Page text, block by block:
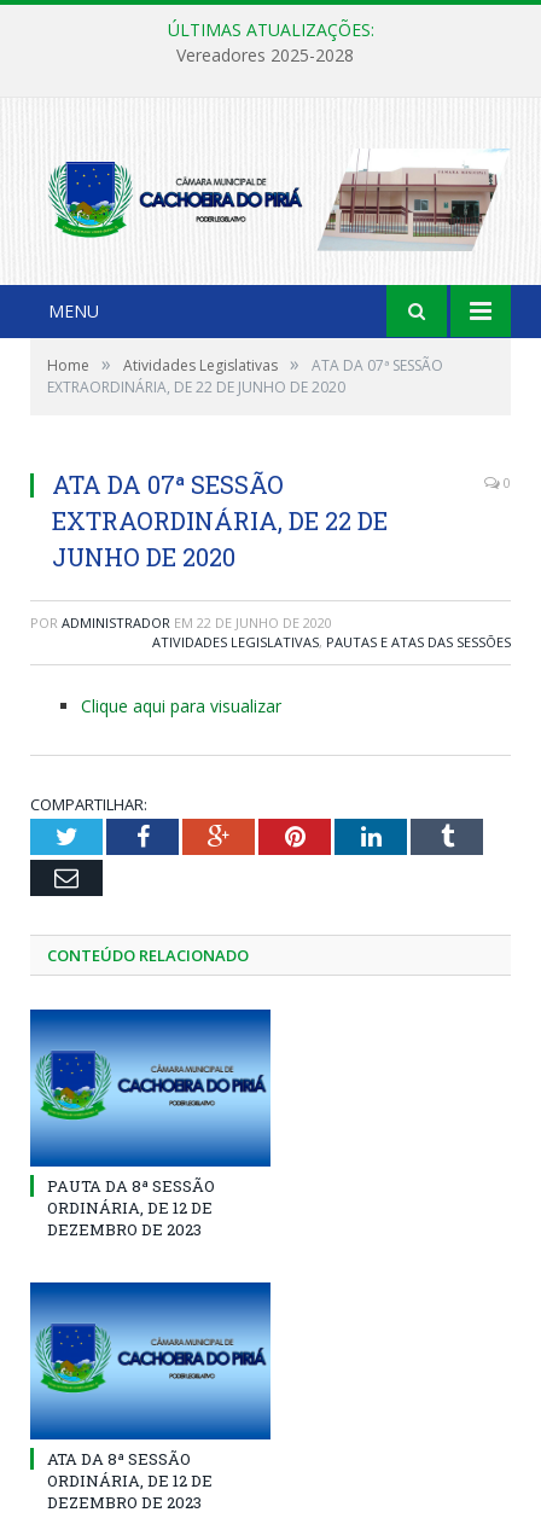
ÚLTIMAS ATUALIZAÇÕES:
Vereadores 2025-2028
MENU
Home » Atividades Legislativas »
ATA DA 07ª SESSÃO
EXTRAORDINÁRIA, DE 22 DE JUNHO DE 2020
ATA DA 07ª SESSÃO
EXTRAORDINÁRIA, DE 22 DE
JUNHO DE 2020
0
POR ADMINISTRADOR EM 22 DE JUNHO DE 2020
ATIVIDADES LEGISLATIVAS, PAUTAS E ATAS DAS SESSÕES
Clique aqui para visualizar
COMPARTILHAR:
TwitterFacebookGoogle+PinterestLinkedInTumblr
Email
CONTEÚDO RELACIONADO
PAUTA DA 8ª SESSÃO
ORDINÁRIA, DE 12 DE
DEZEMBRO DE 2023
ATA DA 8ª SESSÃO
ORDINÁRIA, DE 12 DE
DEZEMBRO DE 2023